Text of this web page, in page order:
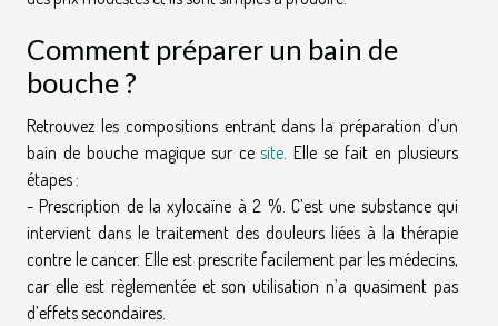
Comment préparer un bain de
bouche ?
Retrouvez les compositions entrant dans la préparation d’un
bain de bouche magique sur cesite . Elle se fait en plusieurs
étapes :
- Prescription de la xylocaïne à 2 %. C’est une substance qui
intervient dans le traitement des douleurs liées à la thérapie
contre le cancer. Elle est prescrite facilement par les médecins,
car elle est règlementée et son utilisation n’a quasiment pas
d’effets secondaires.